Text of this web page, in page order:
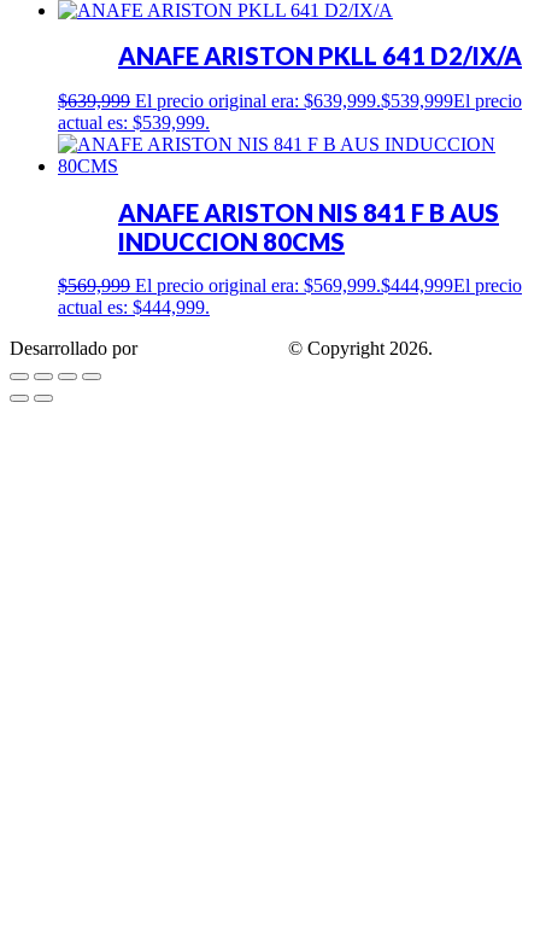
ANAFE ARISTON PKLL 641 D2/IX/A
$639,999 El precio original era: $639,999.$539,999El precio
actual es: $539,999.
ANAFE ARISTON NIS 841 F B AUS
INDUCCION 80CMS
$569,999 El precio original era: $569,999.$444,999El precio
actual es: $444,999.
Desarrollado por
© Copyright 2026.